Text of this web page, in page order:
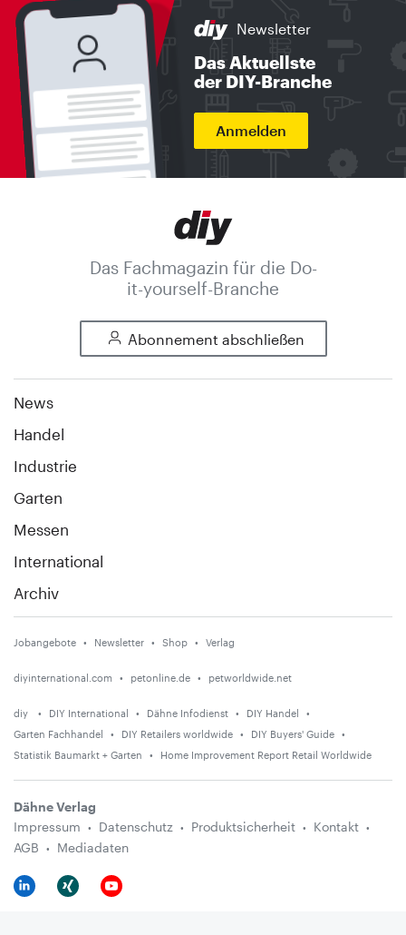
Newsletter
Das Aktuellste
der DIY-Branche
Anmelden
Das Fachmagazin für die Do-
it-yourself-Branche
Abonnement abschließen
News
Handel
Industrie
Garten
Messen
International
Archiv
Jobangebote Newsletter Shop Verlag
diyinternational.com petonline.de petworldwide.net
diy DIY International Dähne Infodienst
DIY Handel
Garten Fachhandel
DIY Retailers worldwide
DIY Buyers' Guide
Statistik Baumarkt + Garten
Home Improvement Report Retail Worldwide
Dähne Verlag
Impressum
Datenschutz Produktsicherheit
Kontakt
AGB
Mediadaten